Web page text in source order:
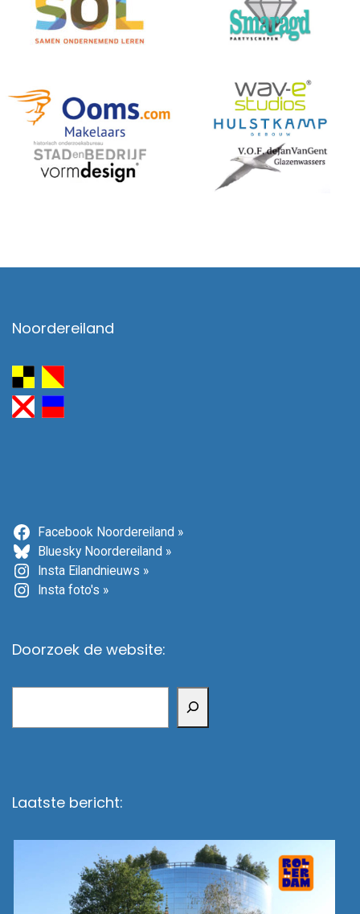
Noordereiland
Facebook Noordereiland »
Bluesky Noordereiland »
Insta Eilandnieuws »
Insta foto's »
Doorzoek de website:
Laatste bericht: